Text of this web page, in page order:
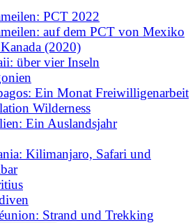
PCT 2022
auf dem PCT von Mexiko
(2020)
über vier Inseln
Ein Monat Freiwilligenarbeit
Wilderness
Ein Auslandsjahr
Kilimanjaro, Safari und
Strand und Trekking